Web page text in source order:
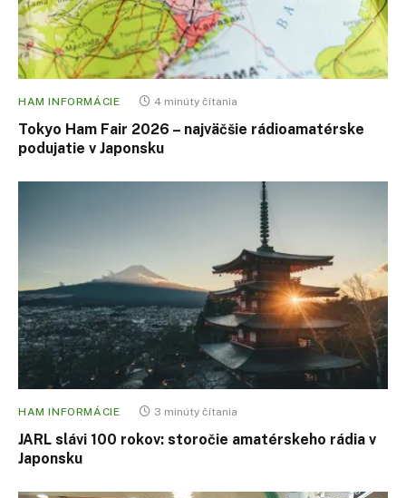
HAM INFORMÁCIE 4 minúty čítania
Tokyo Ham Fair 2026 – najväčšie rádioamatérske
podujatie v Japonsku
HAM INFORMÁCIE 3 minúty čítania
JARL slávi 100 rokov: storočie amatérskeho rádia v
Japonsku